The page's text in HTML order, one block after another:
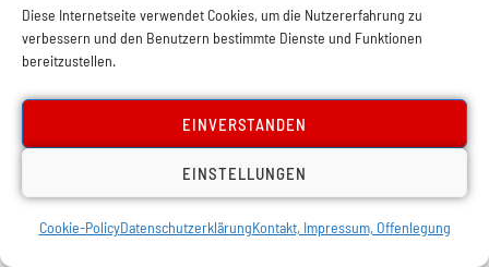
Diese Internetseite verwendet Cookies, um die Nutzererfahrung zu
verbessern und den Benutzern bestimmte Dienste und Funktionen
bereitzustellen.
EINVERSTANDEN
EINSTELLUNGEN
Cookie-PolicyDatenschutzerklärungKontakt, Impressum, Offenlegung
Klicke hier, um Marketing-Cookies zu
akzeptieren und diesen Inhalt zu aktivieren